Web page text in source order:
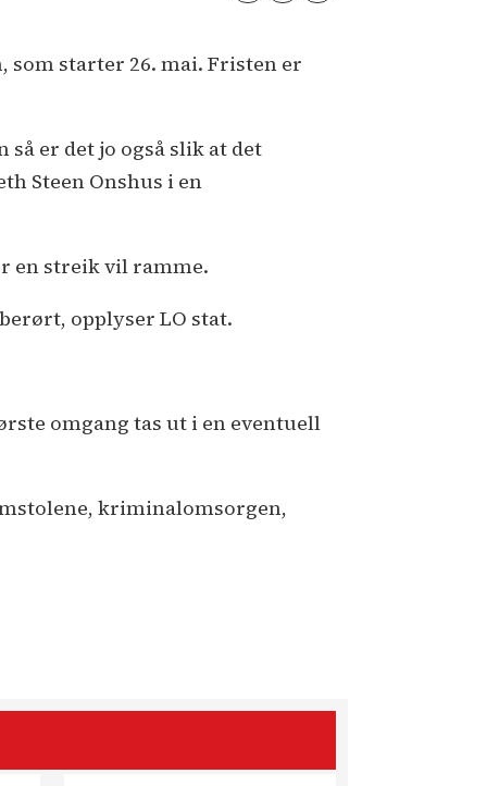
starter 26. mai. Fristen er
er det jo også slik at det
Steen Onshus i en
en streik vil ramme.
opplyser LO stat.
omgang tas ut i en eventuell
kriminalomsorgen,